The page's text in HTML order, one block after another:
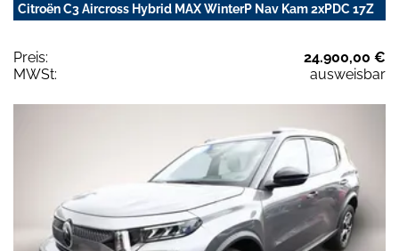
Citroën C3 Aircross Hybrid MAX WinterP Nav Kam 2xPDC 17Z
Preis:
24.900,00 €
MWSt:
ausweisbar